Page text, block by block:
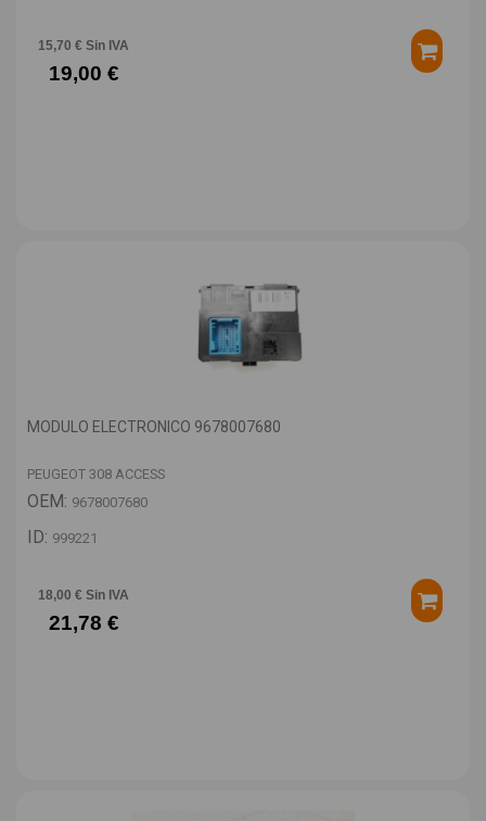
15,70 € Sin IVA
19,00 €
MODULO ELECTRONICO 9678007680
PEUGEOT 308 ACCESS
OEM: 9678007680
ID: 999221
18,00 € Sin IVA
21,78 €